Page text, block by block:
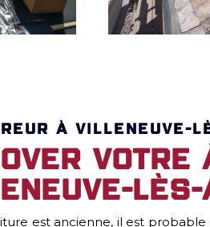
À VILLENEUVE-
votre
lès-
est ancienne, il est